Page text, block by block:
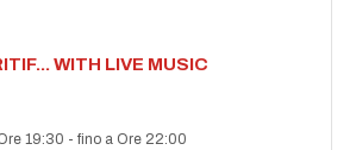
WITH LIVE MUSIC
19:30 -fino a Ore 22:00